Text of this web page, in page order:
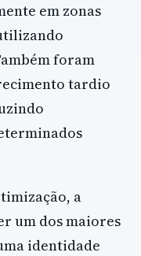
em zonas
foram
tardio
a
um dos maiores
identidade